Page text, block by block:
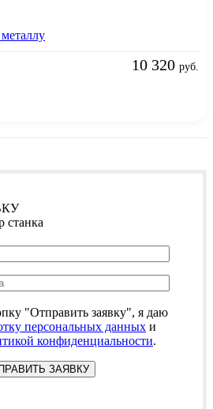
10 320 руб.
станка
"Отправить заявку", я даю
персональных данных и
конфиденциальности.